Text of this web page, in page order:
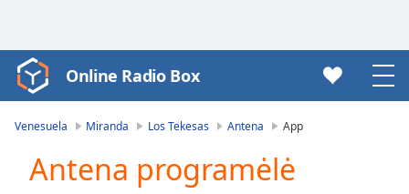
Video
Player
Play
Video
Online Radio Box
Venesuela Miranda Los Tekesas Antena App
Antena programėlė